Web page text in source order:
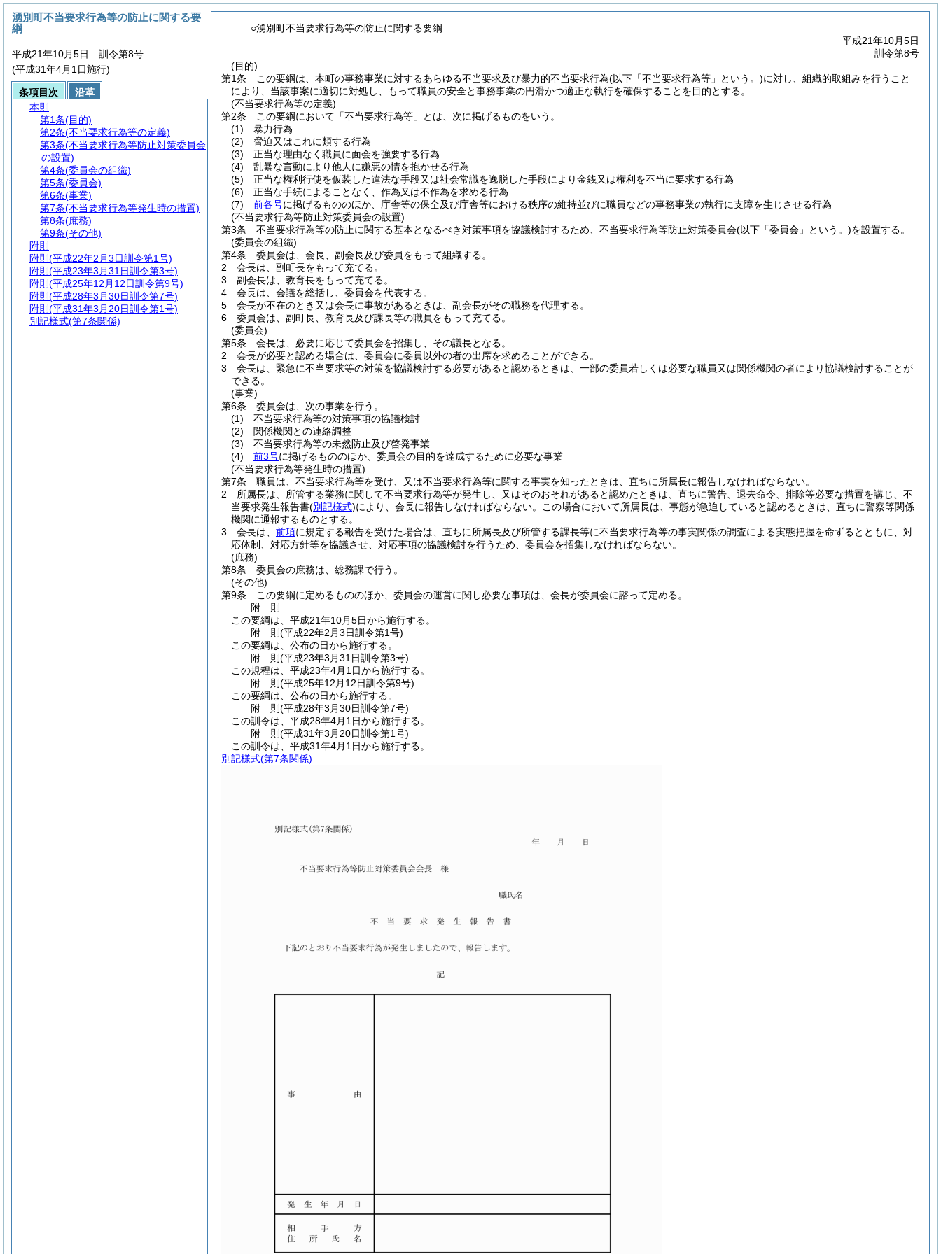
○湧別町不当要求行為等の防止に関する要綱
平成21年10月5日
訓令第8号
(目的)
第1条
この要綱は、本町の事務事業に対するあらゆる不当要求及び暴力的不当要求行為(以下「不当要求行為等」という。)に対し、組織的取組みを行うこと
により、当該事案に適切に対処し、もって職員の安全と事務事業の円滑かつ適正な執行を確保することを目的とする。
(不当要求行為等の定義)
第2条
この要綱において「不当要求行為等」とは、次に掲げるものをいう。
(1)
暴力行為
(2)
脅迫又はこれに類する行為
(3)
正当な理由なく職員に面会を強要する行為
(4)
乱暴な言動により他人に嫌悪の情を抱かせる行為
(5)
正当な権利行使を仮装した違法な手段又は社会常識を逸脱した手段により金銭又は権利を不当に要求する行為
(6)
正当な手続によることなく、作為又は不作為を求める行為
(7)
前各号に掲げるもののほか、庁舎等の保全及び庁舎等における秩序の維持並びに職員などの事務事業の執行に支障を生じさせる行為
(不当要求行為等防止対策委員会の設置)
第3条
不当要求行為等の防止に関する基本となるべき対策事項を協議検討するため、不当要求行為等防止対策委員会(以下「委員会」という。)を設置する。
(委員会の組織)
第4条
委員会は、会長、副会長及び委員をもって組織する。
2
会長は、副町長をもって充てる。
3
副会長は、教育長をもって充てる。
4
会長は、会議を総括し、委員会を代表する。
5
会長が不在のとき又は会長に事故があるときは、副会長がその職務を代理する。
6
委員会は、副町長、教育長及び課長等の職員をもって充てる。
(委員会)
第5条
会長は、必要に応じて委員会を招集し、その議長となる。
2
会長が必要と認める場合は、委員会に委員以外の者の出席を求めることができる。
3
会長は、緊急に不当要求等の対策を協議検討する必要があると認めるときは、一部の委員若しくは必要な職員又は関係機関の者により協議検討することが
できる。
(事業)
第6条
委員会は、次の事業を行う。
(1)
不当要求行為等の対策事項の協議検討
(2)
関係機関との連絡調整
(3)
不当要求行為等の未然防止及び啓発事業
(4)
前3号に掲げるもののほか、委員会の目的を達成するために必要な事業
(不当要求行為等発生時の措置)
第7条
職員は、不当要求行為等を受け、又は不当要求行為等に関する事実を知ったときは、直ちに所属長に報告しなければならない。
2
所属長は、所管する業務に関して不当要求行為等が発生し、又はそのおそれがあると認めたときは、直ちに警告、退去命令、排除等必要な措置を講じ、不
当要求発生報告書(別記様式)により、会長に報告しなければならない。
この場合において所属長は、事態が急迫していると認めるときは、直ちに警察等関係
機関に通報するものとする。
3
会長は、 前項に規定する報告を受けた場合は、直ちに所属長及び所管する課長等に不当要求行為等の事実関係の調査による実態把握を命ずるとともに、対
応体制、対応方針等を協議させ、対応事項の協議検討を行うため、委員会を招集しなければならない。
(庶務)
第8条
委員会の庶務は、総務課で行う。
(その他)
第9条
この要綱に定めるもののほか、委員会の運営に関し必要な事項は、会長が委員会に諮って定める。
附 則
この要綱は、平成21年10月5日から施行する。
附 則(平成22年2月3日訓令第1号)
この要綱は、公布の日から施行する。
附 則(平成23年3月31日訓令第3号)
この規程は、平成23年4月1日から施行する。
附 則(平成25年12月12日訓令第9号)
この要綱は、公布の日から施行する。
附 則(平成28年3月30日訓令第7号)
この訓令は、平成28年4月1日から施行する。
附 則(平成31年3月20日訓令第1号)
この訓令は、平成31年4月1日から施行する。
別記様式(第7条関係)
湧別町不当要求行為等の防止に関する要
綱
平成21年10月5日 訓令第8号
(平成31年4月1日施行)
条項目次
沿革
本則
第1条(目的)
第2条(不当要求行為等の定義)
第3条(不当要求行為等防止対策委員会
の設置)
第4条(委員会の組織)
第5条(委員会)
第6条(事業)
第7条(不当要求行為等発生時の措置)
第8条(庶務)
第9条(その他)
附則
附則 (平成22年2月3日訓令第1号)
附則 (平成23年3月31日訓令第3号)
附則 (平成25年12月12日訓令第9号)
附則 (平成28年3月30日訓令第7号)
附則 (平成31年3月20日訓令第1号)
別記様式(第7条関係)